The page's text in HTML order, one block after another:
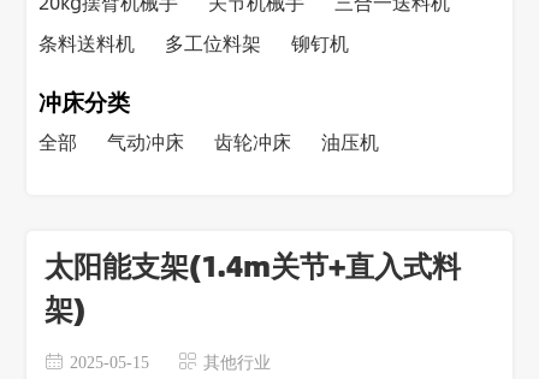
条料送料机
多工位料架 铆钉机
冲床分类
全部 气动冲床 齿轮冲床 油压机
太阳能支架(1.4m关节+直入式料
架)
2025-05-15 其他行业